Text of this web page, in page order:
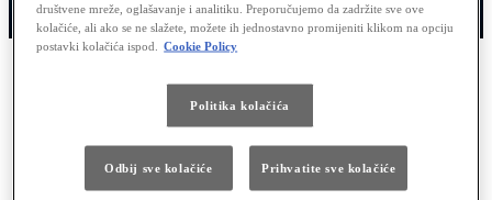
Lexus je po četvrti put izglasan najpouzdanijom markom na
Lexus – najbolje ocijenjen proizvođač u UK.
Najpouzdanija marka automobila na Auto Trader New
Car Awards 2023.
O izboru je odlučilo 220.000 vlasnika automobila u UK.
Pouzdanost Lexus automobila podržana Lexus Relax
društvene mreže, oglašavanje i analitiku. Preporučujemo da zadržite sve ove
kolačiće, ali ako se ne slažete, možete ih jednostavno promijeniti klikom na opciju
postavki kolačića ispod.
Cookie Policy
Politika kolačića
Odbij sve kolačiće Prihvatite sve kolačiće